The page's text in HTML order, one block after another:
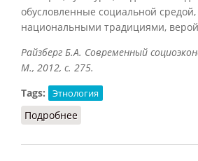
обусловленные социальной
национальными традициями,
Райзберг Б.А. Современный
М., 2012, с. 275.
Tags:
Этнология
Подробнее